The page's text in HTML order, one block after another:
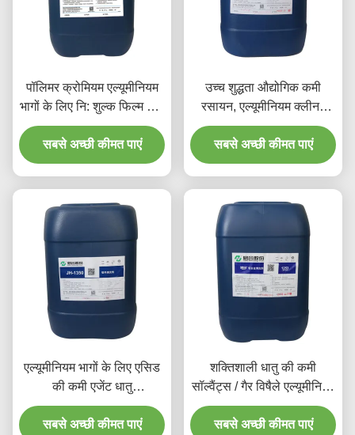
पॉलिमर क्रोमियम एल्यूमीनियम
भागों के लिए नि: शुल्क फिल्म धातु
Pretreatment रसायन एजेंट
सबसे अच्छी कीमत पाएं
उच्च शुद्धता औद्योगिक कमी
रसायन, एल्यूमीनियम क्लीनर
एसिड
सबसे अच्छी कीमत पाएं
एल्यूमीनियम भागों के लिए एसिड
की कमी एजेंट धातु
Pretreatment रसायन
सबसे अच्छी कीमत पाएं
शक्तिशाली धातु की कमी
सॉल्वैंट्स / गैर विषैले एल्यूमीनियम
सफाई समाधान
सबसे अच्छी कीमत पाएं